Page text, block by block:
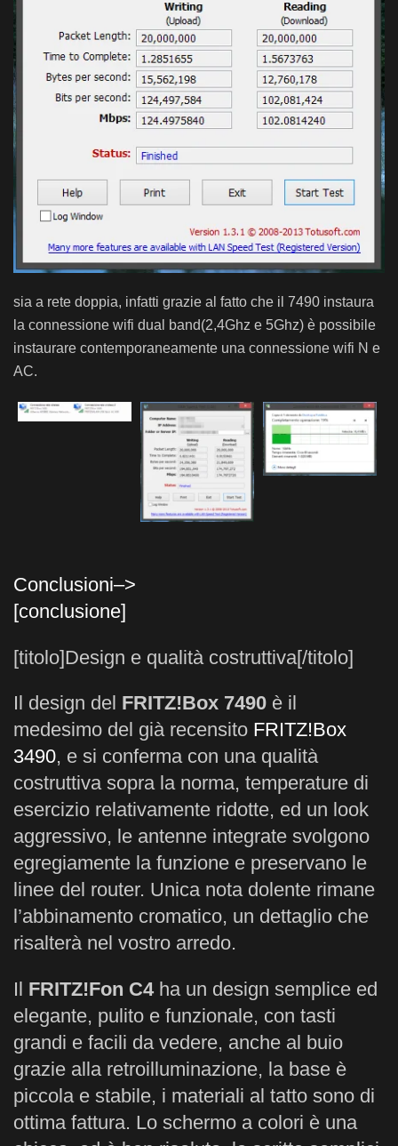
sia a rete doppia, infatti grazie al fatto che il 7490 instaura
la connessione wifi dual band(2,4Ghz e 5Ghz) è possibile
instaurare contemporaneamente una connessione wifi N e
AC.
Conclusioni–>
[conclusione]
[titolo]Design e qualità costruttiva[/titolo]
Il design del FRITZ!Box 7490 è il
medesimo del già recensito FRITZ!Box
3490, e si conferma con una qualità
costruttiva sopra la norma, temperature di
esercizio relativamente ridotte, ed un look
aggressivo, le antenne integrate svolgono
egregiamente la funzione e preservano le
linee del router. Unica nota dolente rimane
l’abbinamento cromatico, un dettaglio che
risalterà nel vostro arredo.
Il FRITZ!Fon C4 ha un design semplice ed
elegante, pulito e funzionale, con tasti
grandi e facili da vedere, anche al buio
grazie alla retroilluminazione, la base è
piccola e stabile, i materiali al tatto sono di
ottima fattura. Lo schermo a colori è una